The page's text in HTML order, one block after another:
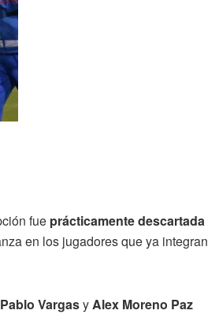
fue prácticamente descartada
en los jugadores que ya integran
VargasyAlex Moreno Paz